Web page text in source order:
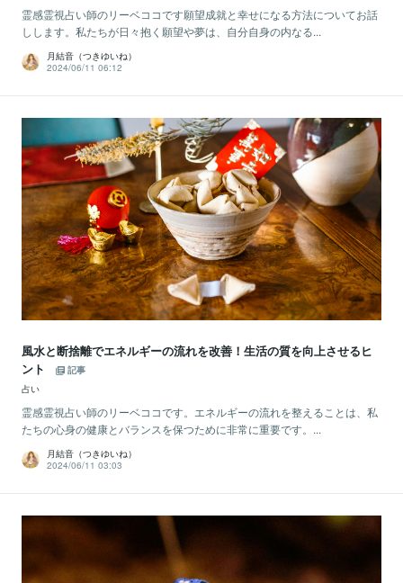
霊感霊視占い師のリーベココです願望成就と幸せになる方法についてお話
しします。私たちが日々抱く願望や夢は、自分自身の内なる...
月結音（つきゆいね）
2024/06/11 06:12
風水と断捨離でエネルギーの流れを改善！生活の質を向上させるヒ
ント
記事
占い
霊感霊視占い師のリーベココです。エネルギーの流れを整えることは、私
たちの心身の健康とバランスを保つために非常に重要です。...
月結音（つきゆいね）
2024/06/11 03:03